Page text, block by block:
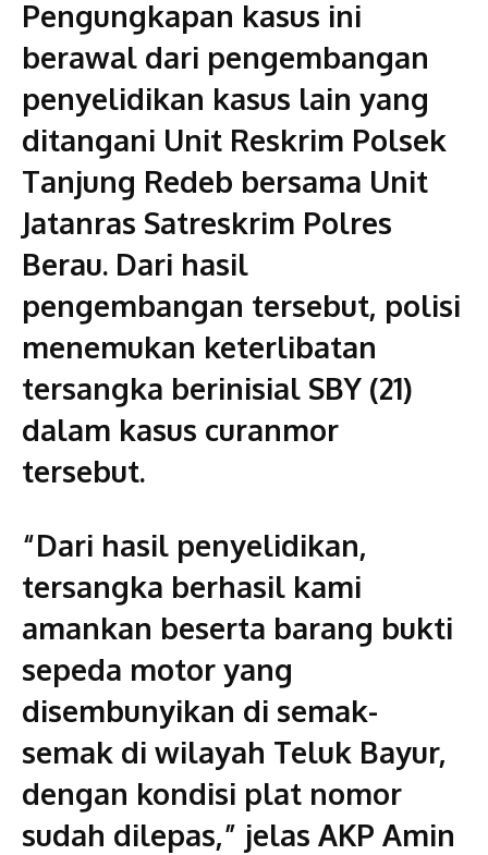
Pengungkapan kasus ini
berawal dari pengembangan
penyelidikan kasus lain yang
ditangani Unit Reskrim Polsek
Tanjung Redeb bersama Unit
Jatanras Satreskrim Polres
Berau. Dari hasil
pengembangan tersebut, polisi
menemukan keterlibatan
tersangka berinisial SBY (21)
dalam kasus curanmor
tersebut.
“Dari hasil penyelidikan,
tersangka berhasil kami
amankan beserta barang bukti
sepeda motor yang
disembunyikan di semak-
semak di wilayah Teluk Bayur,
dengan kondisi plat nomor
sudah dilepas,” jelas AKP Amin